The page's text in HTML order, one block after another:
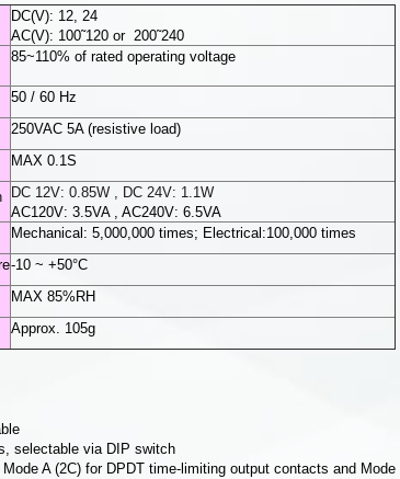
DC(V): 12, 24
AC(V): 100˜120 or 200˜240
85~110% of rated operating voltage
50 / 60 Hz
250VAC 5A (resistive load)
MAX 0.1S
DC 12V: 0.85W , DC 24V: 1.1W
AC120V: 3.5VA , AC240V: 6.5VA
Mechanical: 5,000,000 times; Electrical:100,000 times
-10 ~ +50°C
MAX 85%RH
Approx. 105g
selectable via DIP switch
A (2C) for DPDT time-limiting output contacts and